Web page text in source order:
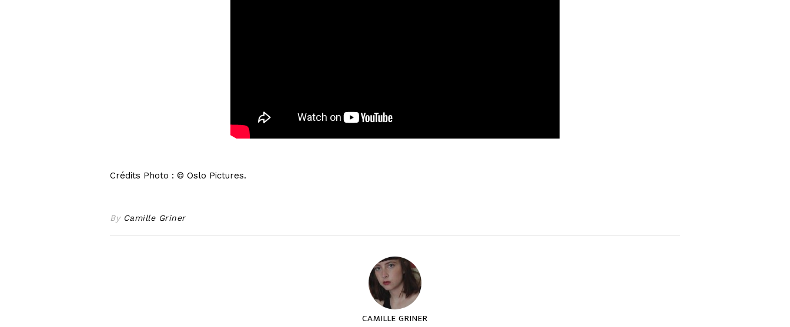
Crédits Photo : © Oslo Pictures.
By Camille Griner
CAMILLE GRINER